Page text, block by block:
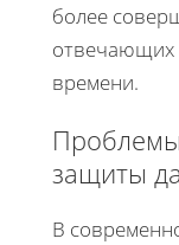
более
отвечающих
времени.
защиты
В